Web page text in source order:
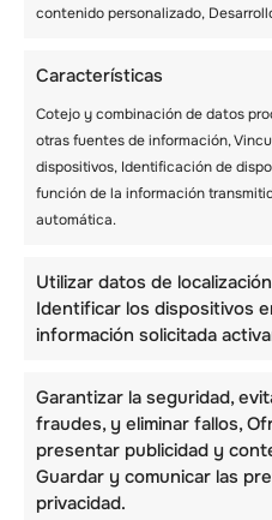
contenido personalizado,
Características
Cotejo y combinación de datos
otras fuentes de información,
dispositivos, Identificación de
función de la información
automática.
Utilizar datos de
Identificar los dispositivos
información solicitada
Garantizar la seguridad,
fraudes, y eliminar fallos,
presentar publicidad y
Guardar y comunicar las
privacidad.
hacen ejercicio y
calidad enseñan a los
saludables para el
mismos, inculcándoles
responsables.
Fomenta el sentido de
sentido de pertenencia
escuela no puede
tienen menos amigos
en el campamento. Los
dificultades con los
pueden destacar en la
emergencias o en
aire libre en el